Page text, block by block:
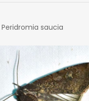
Peridromia saucia